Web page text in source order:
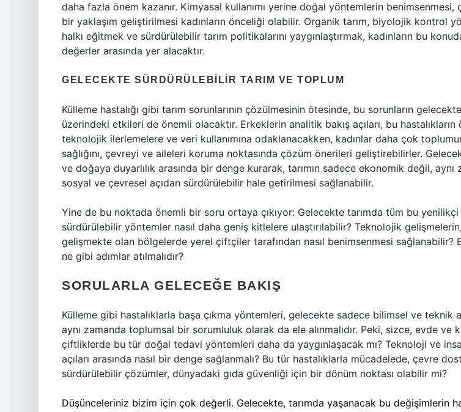
daha fazla önem kazanır. Kimyasal kullanımı yerine doğal yöntemlerin benimsenmesi,
bir yaklaşım geliştirilmesi kadınların önceliği olabilir. Organik tarım, biyolojik kontrol
halkı eğitmek ve sürdürülebilir tarım politikalarını yaygınlaştırmak, kadınların bu
değerler arasında yer alacaktır.
GELECEKTE SÜRDÜRÜLEBILIR TARIM VE TOPLUM
Külleme hastalığı gibi tarım sorunlarının çözülmesinin ötesinde, bu sorunların
üzerindeki etkileri de önemli olacaktır. Erkeklerin analitik bakış açıları, bu hastalıkların
teknolojik ilerlemelere ve veri kullanımına odaklanacakken, kadınlar daha çok
sağlığını, çevreyi ve aileleri koruma noktasında çözüm önerileri geliştirebilirler.
ve doğaya duyarlılık arasında bir denge kurarak, tarımın sadece ekonomik değil, aynı
sosyal ve çevresel açıdan sürdürülebilir hale getirilmesi sağlanabilir.
Yine de bu noktada önemli bir soru ortaya çıkıyor: Gelecekte tarımda tüm bu
sürdürülebilir yöntemler nasıl daha geniş kitlelere ulaştırılabilir? Teknolojik
gelişmekte olan bölgelerde yerel çiftçiler tarafından nasıl benimsenmesi sağlanabilir?
ne gibi adımlar atılmalıdır?
SORULARLA GELECEĞE BAKIŞ
Külleme gibi hastalıklarla başa çıkma yöntemleri, gelecekte sadece bilimsel ve teknik
aynı zamanda toplumsal bir sorumluluk olarak da ele alınmalıdır. Peki, sizce, evde ve
çiftliklerde bu tür doğal tedavi yöntemleri daha da yaygınlaşacak mı? Teknoloji ve
açıları arasında nasıl bir denge sağlanmalı? Bu tür hastalıklarla mücadelede, çevre
sürdürülebilir çözümler, dünyadaki gıda güvenliği için bir dönüm noktası olabilir mi?
Düşünceleriniz bizim için çok değerli. Gelecekte, tarımda yaşanacak bu değişimlerin